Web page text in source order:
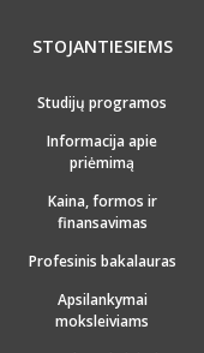
STOJANTIESIEMS
Studijų programos
Informacija apie
priėmimą
Kaina, formos ir
finansavimas
Profesinis bakalauras
Apsilankymai
moksleiviams